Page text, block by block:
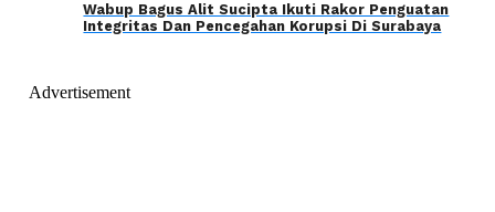
Wabup Bagus Alit Sucipta Ikuti Rakor Penguatan
Integritas Dan Pencegahan Korupsi Di Surabaya
Advertisement